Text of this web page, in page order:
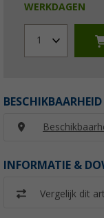
WERKDAGEN
1
INFORMATIE &
Vergelijk dit